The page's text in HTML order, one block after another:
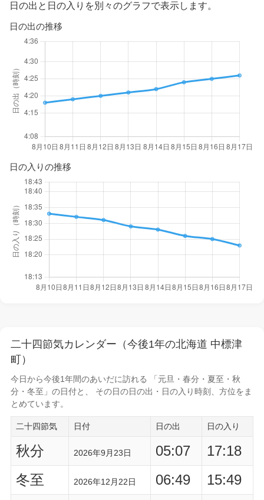
日の出と日の入りを別々のグラフで表示します。
日の出の推移
日の入りの推移
二十四節気カレンダー（今後1年の北海道 中標津
町）
今日から今後1年間のあいだに訪れる 「元旦・春分・夏至・秋
分・冬至」の日付と、 その日の日の出・日の入り時刻
、方位をま
とめています。
二十四節気 日付 日の出 日の入り
秋分 2026年9月23日 05:07
17:18
冬至
2026年12月22日 06:49
15:49